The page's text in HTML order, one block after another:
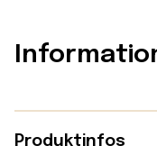
Produktinfos